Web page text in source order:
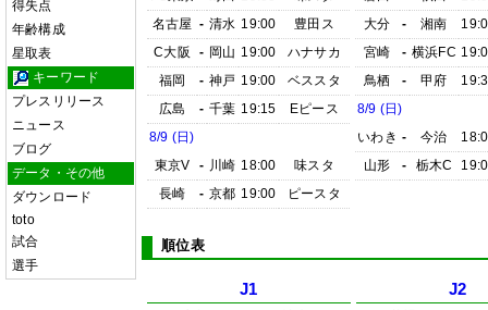
得失点
年齢構成
星取表
キーワード
プレスリリース
ニュース
ブログ
データ・その他
ダウンロード
toto
試合
選手
名古屋 - 清水 19:00
豊田ス
C大阪
- 岡山 19:00
ハナサカ
福岡
- 神戸 19:00
ベススタ
広島
- 千葉 19:15
Eピース
8/9 (日)
東京V
- 川崎 18:00
味スタ
長崎
- 京都 19:00 ピースタ
大分
- 湘南
宮崎
- 横浜FC
鳥栖
- 甲府
8/9 (日)
いわき - 今治
山形
- 栃木C
順位表
J1 J2